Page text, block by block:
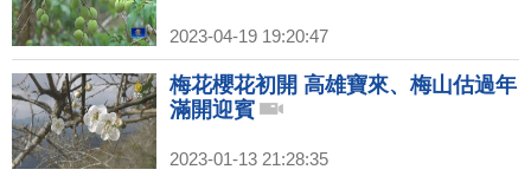
2023-04-19 19:20:47
梅花櫻花初開 高雄寶來、梅山估過年
滿開迎賓
2023-01-13 21:28:35